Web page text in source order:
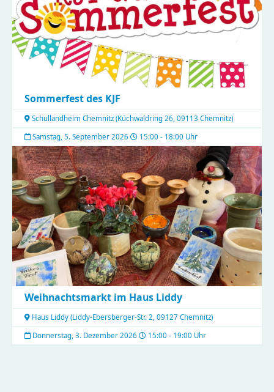
Sommerfest des KJF
Schullandheim Chemnitz (Küchwaldring 26, 09113 Chemnitz)
Samstag, 5. September 2026
15:00 - 18:00 Uhr
Weihnachtsmarkt im Haus Liddy
Haus Liddy (Liddy-Ebersberger-Str. 2, 09127 Chemnitz)
Donnerstag, 3. Dezember 2026
15:00 - 19:00 Uhr